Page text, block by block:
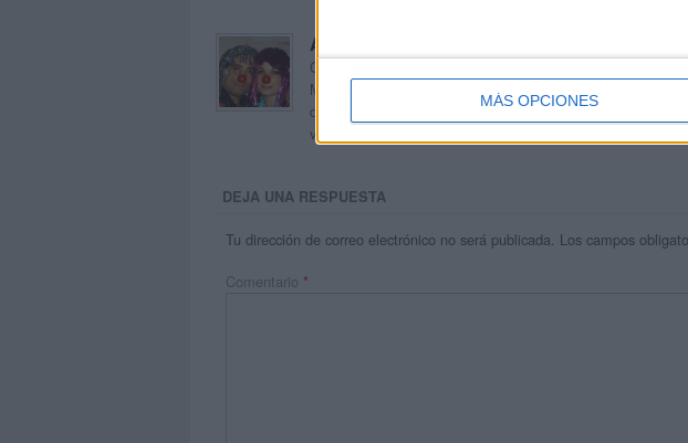
MÁS OPCIONES
Acerca de orientacionandujar
Orientación Andújar no es solo un blog, es la apuesta
Maribel, que además de ser pareja, son los encargados de
dentro del blog y en el cual, vuelcan la mayor parte del
voluntarios en sus meses de verano les permite.
DEJA UNA RESPUESTA
Tu dirección de correo electrónico no será publicada. Los campos
Comentario *